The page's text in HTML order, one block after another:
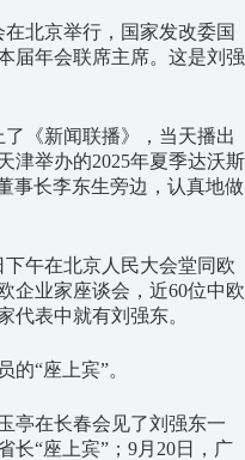
北京举行，国家发改委国
届年会联席主席。这是刘强
《新闻联播》，当天播出
津举办的2025年夏季达沃斯
事长李东生旁边，认真地做
午在北京人民大会堂同欧
企业家座谈会，近60位中欧
代表中就有刘强东。
“座上宾”。
亭在长春会见了刘强东一
长“座上宾”；9月20日，广